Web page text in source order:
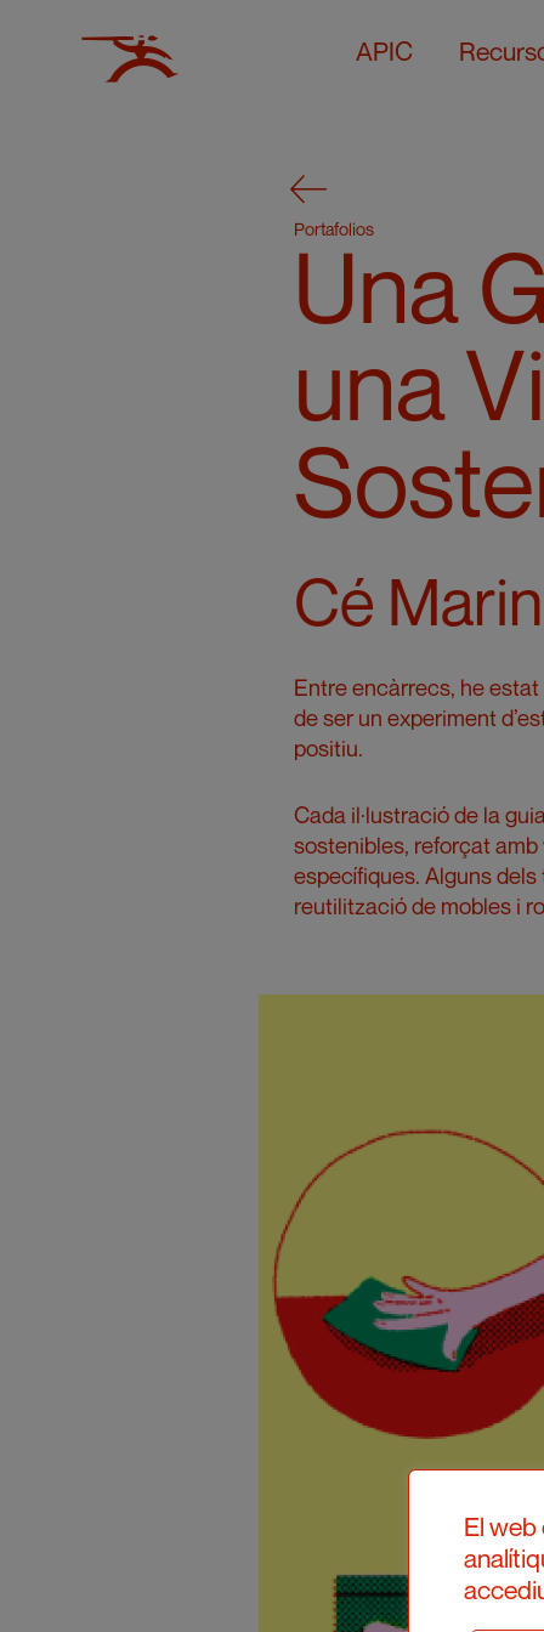
APIC
Portafolios
Una
una
Cé
Entre encàrrecs, he
de ser un experiment
positiu.
Cada il·lustració de la
sostenibles, reforçat
específiques. Alguns dels
reutilització de mobles i
El